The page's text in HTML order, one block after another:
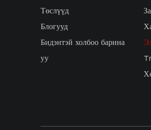
Төслүүд
Блогууд
Бидэнтэй холбоо барина
уу